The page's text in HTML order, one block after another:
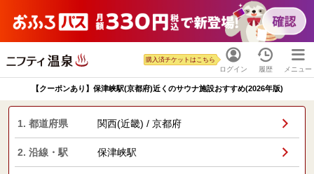
ログイン
購入済チケットはこちら
履歴 メニュー
【クーポンあり】保津峡駅(京都府)近くのサウナ施設おすすめ(2026年版)
1. 都道府県 関西(近畿) / 京都府
2. 沿線・駅 保津峡駅